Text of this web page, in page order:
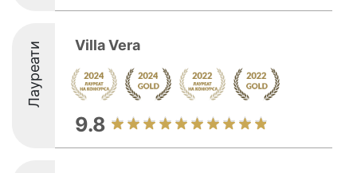
Лауреати Villa Vera
9.8